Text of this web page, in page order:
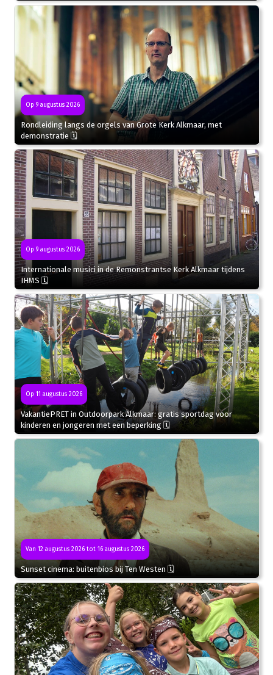
Op 9 augustus 2026
Rondleiding langs de orgels van Grote Kerk Alkmaar, met
demonstratie 🗓
Op 9 augustus 2026
Internationale musici in de Remonstrantse Kerk Alkmaar tijdens
IHMS 🗓
Op 11 augustus 2026
VakantiePRET in Outdoorpark Alkmaar: gratis sportdag voor
kinderen en jongeren met een beperking 🗓
Van 12 augustus 2026 tot 16 augustus 2026
Sunset cinema: buitenbios bij Ten Westen 🗓